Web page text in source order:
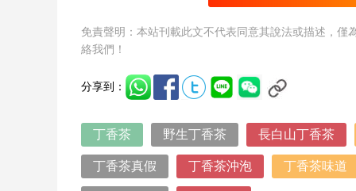
免責聲明：本站刊載此文不代表同意其說法或描述，
絡我們！
分享到：
丁香茶 野生丁香茶 長白山丁香茶
丁香茶真假 丁香茶沖泡 丁香茶味道